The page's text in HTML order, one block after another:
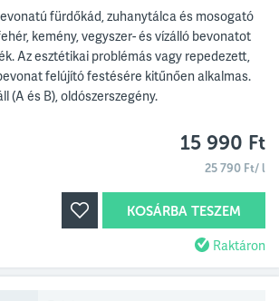
fürdőkád, zuhanytálca és mosogató
kemény, vegyszer- és vízálló bevonatot
Az esztétikai problémás vagy repedezett,
felújító festésére kitűnően alkalmas.
(A és B), oldószerszegény.
15 990 Ft
25 790 Ft/ l
KOSÁRBA TESZEM
Raktáron